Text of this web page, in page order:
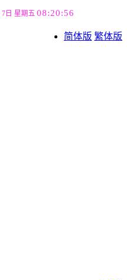
7日 星期五 08:20:57
简体版 繁体版